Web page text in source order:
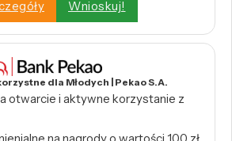
Wnioskuj!
dla Młodych | Pekao S.A.
otwarcie i aktywne korzystanie z